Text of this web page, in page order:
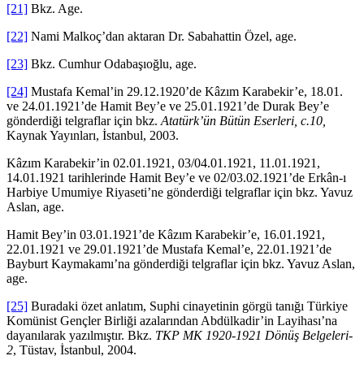
[21] Bkz. Age.
[22] Nami Malkoç’dan aktaran Dr. Sabahattin Özel, age.
[23] Bkz. Cumhur Odabaşıoğlu, age.
[24] Mustafa Kemal’in 29.12.1920’de Kâzım Karabekir’e, 18.01.
ve 24.01.1921’de Hamit Bey’e ve 25.01.1921’de Durak Bey’e
gönderdiği telgraflar için bkz. Atatürk’ün Bütün Eserleri, c.10,
Kaynak Yayınları, İstanbul, 2003.
Kâzım Karabekir’in 02.01.1921, 03/04.01.1921, 11.01.1921,
14.01.1921 tarihlerinde Hamit Bey’e ve 02/03.02.1921’de Erkân-ı
Harbiye Umumiye Riyaseti’ne gönderdiği telgraflar için bkz. Yavuz
Aslan, age.
Hamit Bey’in 03.01.1921’de Kâzım Karabekir’e, 16.01.1921,
22.01.1921 ve 29.01.1921’de Mustafa Kemal’e, 22.01.1921’de
Bayburt Kaymakamı’na gönderdiği telgraflar için bkz. Yavuz Aslan,
age.
[25] Buradaki özet anlatım, Suphi cinayetinin görgü tanığı Türkiye
Komünist Gençler Birliği azalarından Abdülkadir’in Layihası’na
dayanılarak yazılmıştır. Bkz. TKP MK 1920-1921 Dönüş Belgeleri-
2, Tüstav, İstanbul, 2004.